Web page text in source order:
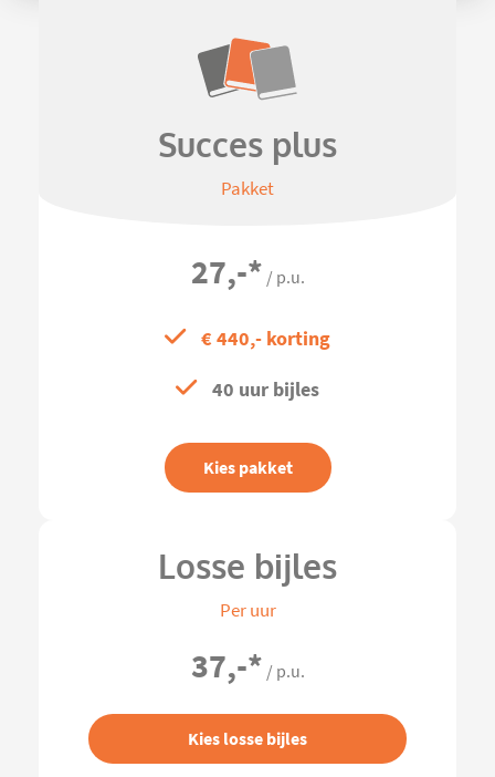
Succes plus
Pakket
27,-* / p.u.
€ 440,- korting
40 uur bijles
Kies pakket
Losse bijles
Per uur
37,-* / p.u.
Kies losse bijles